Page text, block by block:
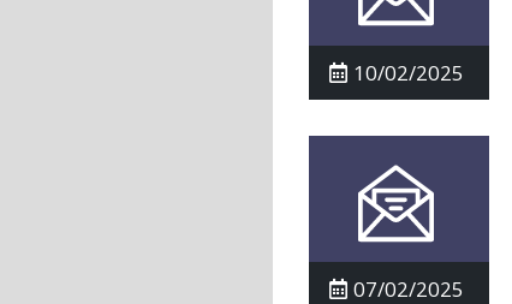
10/02/2025
07/02/2025